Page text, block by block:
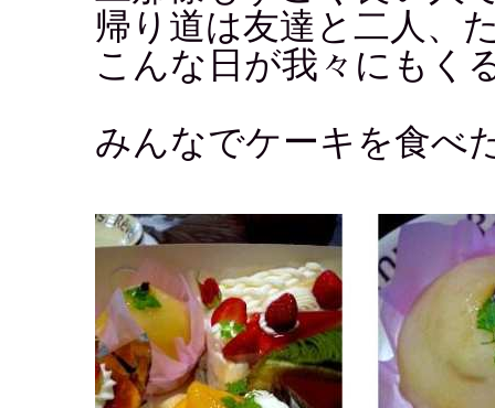
帰り道は友達と二人、
こんな日が我々にもく
みんなでケーキを食べ